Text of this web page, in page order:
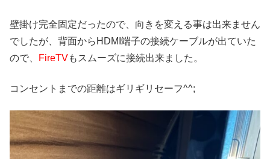
壁掛け完全固定だったので、向きを変える事は出来ません
でしたが、背面からHDMI端子の接続ケーブルが出ていた
ので、
FireTVもスムーズに接続出来ました。
コンセントまでの距離はギリギリセーフ^^;